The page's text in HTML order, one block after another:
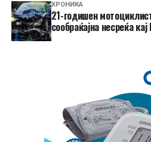
ХРОНИКА
21-годишен
сообраќајна несреќа